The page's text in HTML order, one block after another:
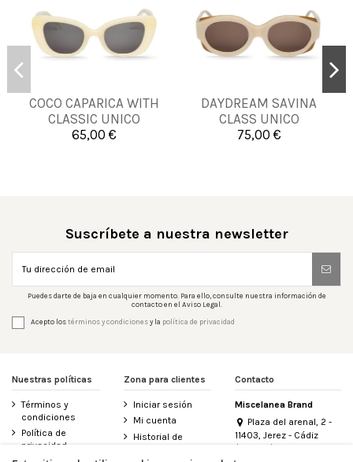
COCO CAPARICA WITH
CLASSIC UNICO
65,00 €
UNICA
Añadir al carrito
DAYDREAM SAVINA
CLASS UNICO
75,00 €
UNICA
Añadir al carrito
Suscríbete a nuestra newsletter
Puedes darte de baja en cualquier momento. Para ello, consulte nuestra información de
contacto en el Aviso Legal.
Acepto lostérminos y condicionesy la política de privacidad
Nuestras políticas
Términos y
condiciones
Política de
privacidad
Zona para clientes
Iniciar sesión
Mi cuenta
Historial de
Contacto
Miscelanea Brand
Plaza del arenal, 2 -
11403, Jerez - Cádiz
(España)